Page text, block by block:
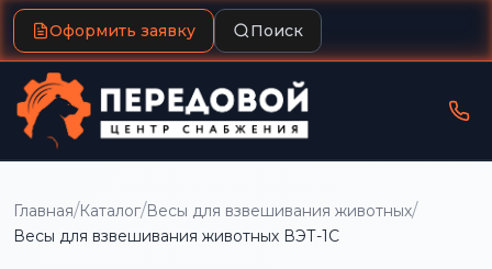
Оформить заявку Поиск
Главная/Каталог/Весы для взвешивания животных/
Весы для взвешивания животных ВЭТ-1С